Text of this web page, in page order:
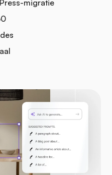
migratie